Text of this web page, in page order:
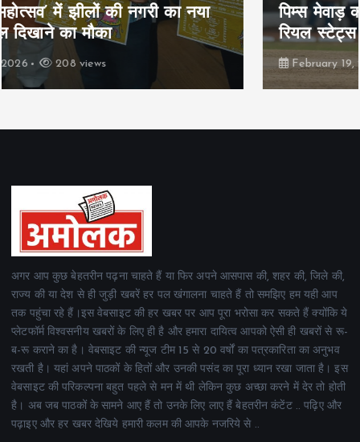
पिम्स मेवाड़ कप 2026: क्रॉसवर्ड व आदित्यम
रियल स्टेट्स ने मुकाबले जीते
February 19, 2026
अगर आप कुछ बेहतरीन पढ़ना चाहते हैं या फिर अपने आसपास की, शहर की, जिले की,
राज्य की या देश से ही जुड़ी खबरें हर पल खंगालना चाहते हैं तो समझिए हम यही आप
तक पहुंचा रहे हैं।इस वेबसाइट की हर खबर पर आप पूरा भरोसा कर सकते हैं क्योंकि ये
प्लेटफॉर्म विश्वसनीय खबरों के लिए ही है और हमारा दायित्व आपको ऐसी ही खबरों से रू-
ब-रू कराने का है। वेबसाइट की न्यूज टीम 15 से 20 वर्षों का पत्रकारिता का अनुभव
रखती है। यहां अपने पाठकों के हितों और उनकी पसंद का पूरा ध्यान रखा जाता है। इस
वेबसाइट की परिकल्पना बहुत पहले से मन में थी लेकिन कुछ अच्छा करने में देर तो होती
है। अब जब पाठकों के सामने आए हैं तो उनके लिए लाए हैं बेहतरीन कंटेंट .. पढ़िए और
पढ़ाइए और हर खबर देखिये हमारी कलम की आपके नजरिये से ..